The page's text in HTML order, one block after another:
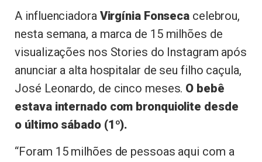
A influenciadora Virgínia Fonseca celebrou,
nesta semana, a marca de 15 milhões de
visualizações nos Stories do Instagram após
anunciar a alta hospitalar de seu filho caçula,
José Leonardo, de cinco meses. O bebê
estava internado com bronquiolite desde
o último sábado (1º).
“Foram 15 milhões de pessoas aqui com a